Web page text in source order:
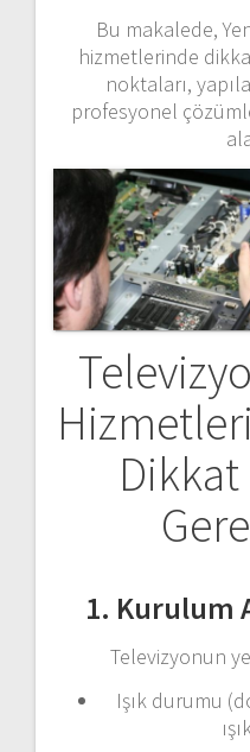
Bu makalede,
hizmetlerinde
noktaları,
profesyonel
1. Kurulum
Televizyonun
Işık durumu